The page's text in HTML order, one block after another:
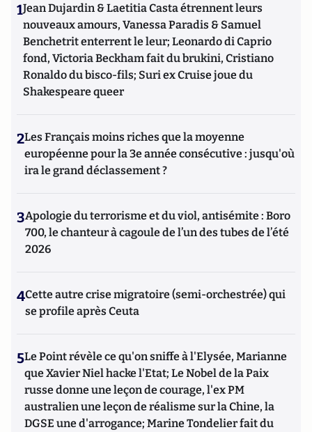
1Jean Dujardin & Laetitia Casta étrennent leurs
nouveaux amours, Vanessa Paradis & Samuel
Benchetrit enterrent le leur; Leonardo di Caprio
fond, Victoria Beckham fait du brukini, Cristiano
Ronaldo du bisco-fils; Suri ex Cruise joue du
Shakespeare queer
2Les Français moins riches que la moyenne
européenne pour la 3e année consécutive : jusqu'où
ira le grand déclassement ?
3Apologie du terrorisme et du viol, antisémite : Boro
700, le chanteur à cagoule de l’un des tubes de l’été
2026
4Cette autre crise migratoire (semi-orchestrée) qui
se profile après Ceuta
5Le Point révèle ce qu'on sniffe à l'Elysée, Marianne
que Xavier Niel hacke l'Etat; Le Nobel de la Paix
russe donne une leçon de courage, l'ex PM
australien une leçon de réalisme sur la Chine, la
DGSE une d'arrogance; Marine Tondelier fait du